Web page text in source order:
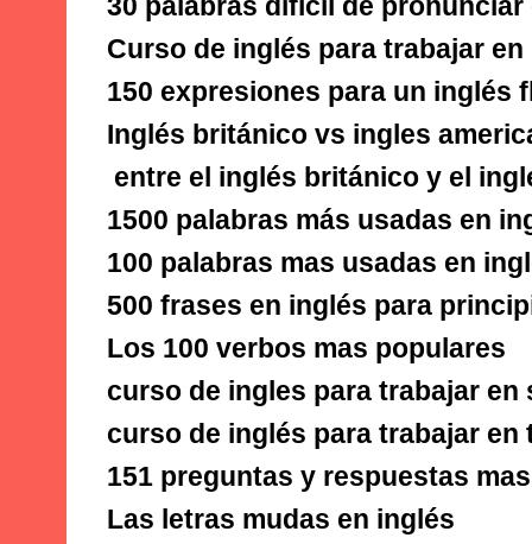
Curso de inglés para trabajar
150 expresiones para un inglés
Inglés británico vs ingles
entre el inglés británico y el
1500 palabras más usadas en
100 palabras mas usadas en
500 frases en inglés para
Los 100 verbos mas populares
curso de ingles para trabajar en
curso de inglés para trabajar en
151 preguntas y respuestas
Las letras mudas en inglés